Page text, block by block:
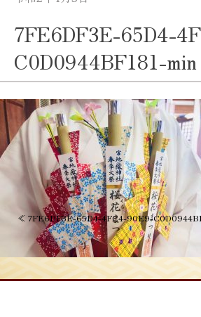
7FE6DF3E-65D4-
C0D0944BF181-min
投
稿
ナ
ビ
≪ 7FE6DF3E-65D4-4FC4-90E9-